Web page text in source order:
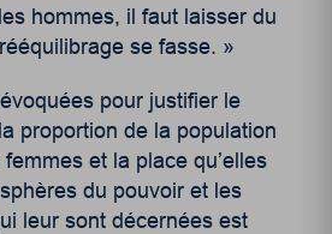
hommes, il faut laisser du
se fasse. »
pour justifier le
proportion de la population
et la place qu’elles
du pouvoir et les
leur sont décernées est